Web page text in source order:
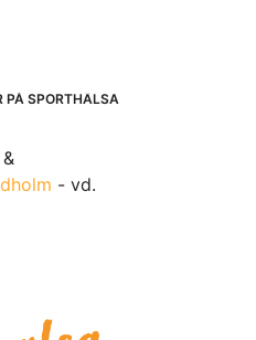
PÅ SPORTHÄLSA
&
- vd.